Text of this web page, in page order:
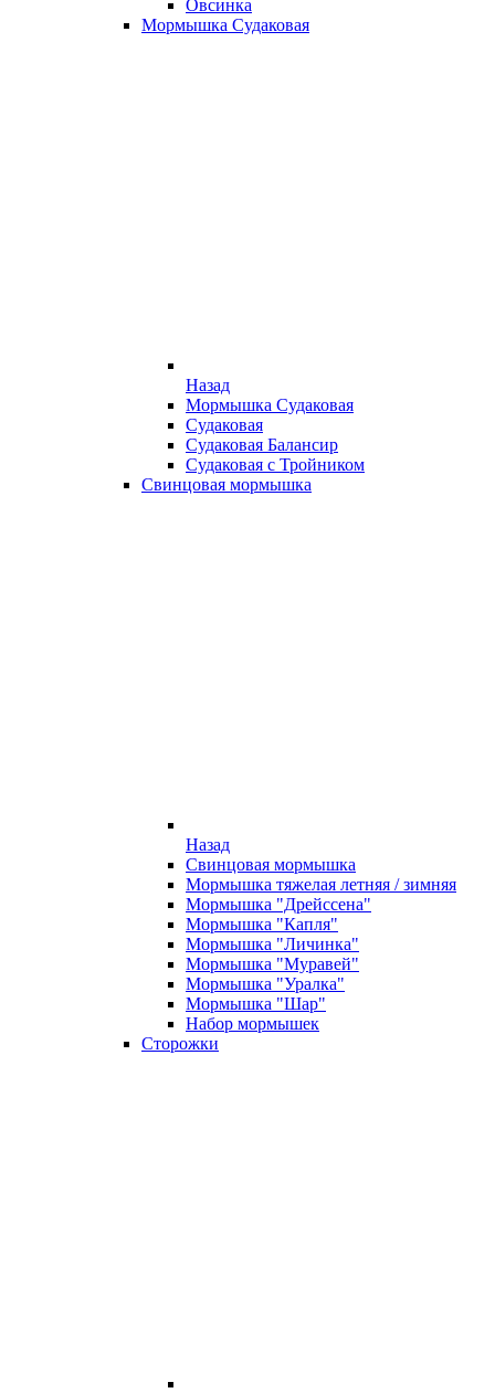
Овсинка
Мормышка Судаковая
Назад
Мормышка Судаковая
Судаковая
Судаковая Балансир
Судаковая с Тройником
Свинцовая мормышка
Назад
Свинцовая мормышка
Мормышка тяжелая летняя / зимняя
Мормышка "Дрейссена"
Мормышка "Капля"
Мормышка "Личинка"
Мормышка "Муравей"
Мормышка "Уралка"
Мормышка "Шар"
Набор мормышек
Сторожки